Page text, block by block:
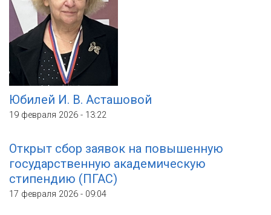
Юбилей И. В. Асташовой
19 февраля 2026 - 13:22
Открыт сбор заявок на повышенную
государственную академическую
стипендию (ПГАС)
17 февраля 2026 - 09:04